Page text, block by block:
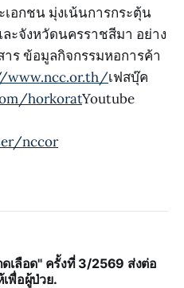
เอกชน มุ่งเน้นการกระตุ้น
ะจังหวัดนครราชสีมา อย่าง
ร ข้อมูลกิจกรรมหอการค้า
เฟสบุ๊ค
horkoratYoutube
nccor
เลือด" ครั้งที่ 3/2569 ส่งต่อ
พื่อผู้ป่วย.